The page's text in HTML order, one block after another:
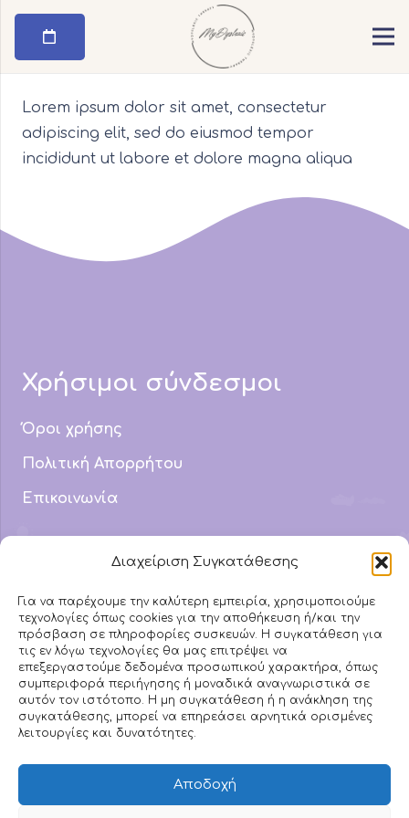
Διαχείριση Συγκατάθεσης
Για να παρέχουμε την καλύτερη εμπειρία, χρησιμοποιούμε
τεχνολογίες όπως cookies για την αποθήκευση ή/και την
πρόσβαση σε πληροφορίες συσκευών. Η συγκατάθεση για
τις εν λόγω τεχνολογίες θα μας επιτρέψει να
επεξεργαστούμε δεδομένα προσωπικού χαρακτήρα, όπως
συμπεριφορά περιήγησης ή μοναδικά αναγνωριστικά σε
αυτόν τον ιστότοπο. Η μη συγκατάθεση ή η ανάκληση της
συγκατάθεσης, μπορεί να επηρεάσει αρνητικά ορισμένες
λειτουργίες και δυνατότητες.
Αποδοχή
Lorem ipsum dolor sit amet, consectetur
adipiscing elit, sed do eiusmod tempor
incididunt ut labore et dolore magna aliqua
Χρήσιμοι σύνδεσμοι
Όροι χρήσης
Πολιτική Απορρήτου
Επικοινωνία
Email Address
Τηλέφωνο
693 742 3882
Ακολουθήστε μας στα
Social